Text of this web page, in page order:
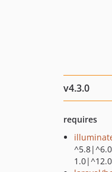
v4.3.0
requires